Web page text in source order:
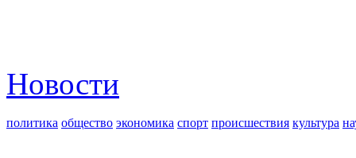
Новости
политика общество экономика спорт происшествия культура